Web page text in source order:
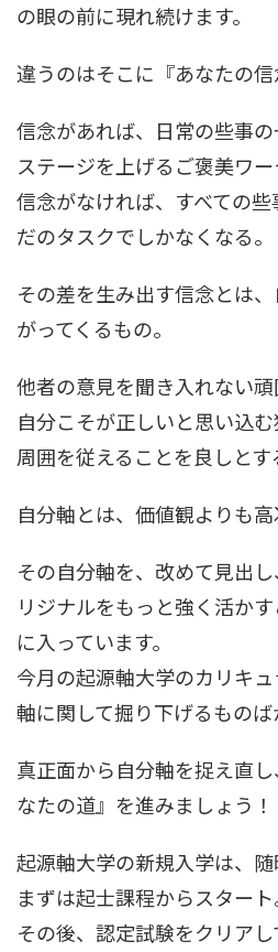
の眼の前に現れ続けます。
違うのはそこに『あなたの信
信念があれば、日常の些事
ステージを上げるご褒美ワー
信念がなければ、すべての
だのタスクでしかなくなる。
その差を生み出す信念とは
がってくるもの。
他者の意見を聞き入れない頑
自分こそが正しいと思い込む
周囲を従えることを良しとす
自分軸とは、価値観よりも高
その自分軸を、改めて見出
リジナルをもっと強く活か
に入っています。
今月の起源軸大学のカリキ
軸に関して掘り下げるものば
真正面から自分軸を捉え直
なたの道』を進みましょう！
起源軸大学の新規入学は、随
まずは起士課程からスタート
その後、認定試験をクリア